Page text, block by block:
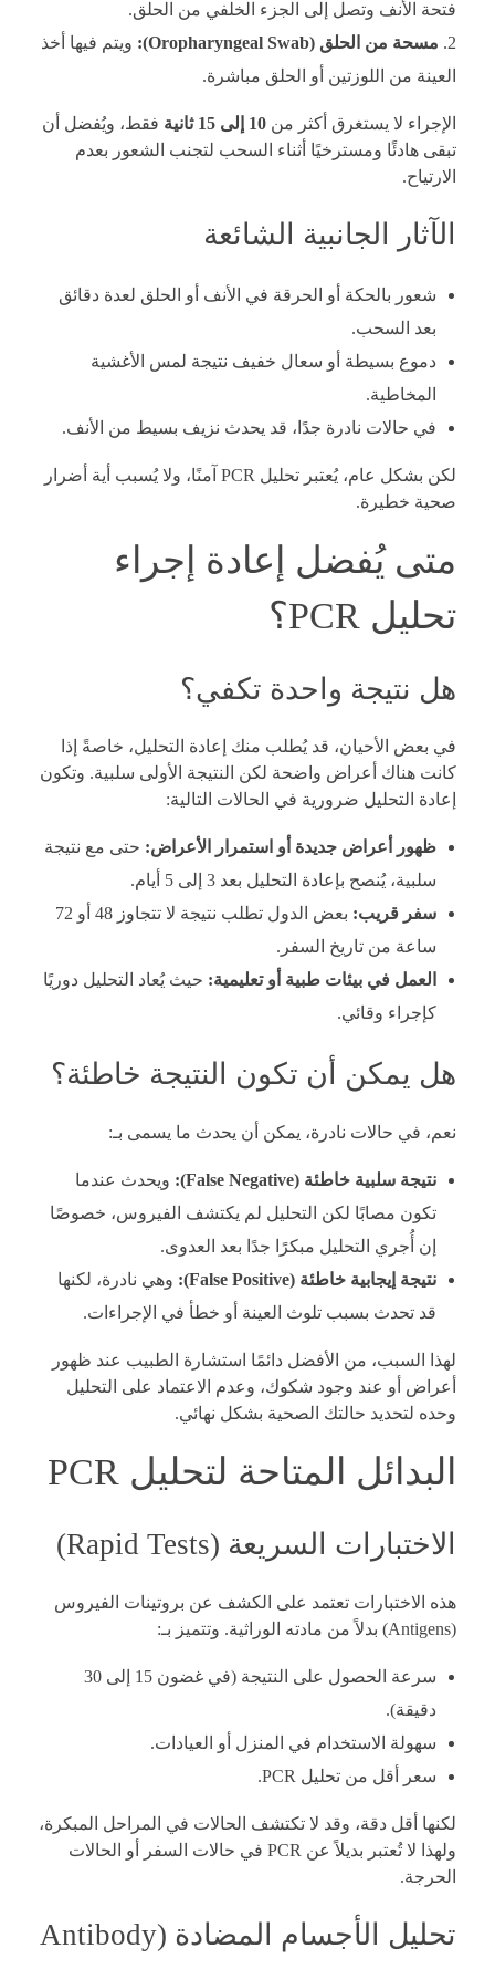
فتحة الأنف وتصل إلى الجزء الخلفي من الحلق.
مسحة من الحلق (Oropharyngeal Swab):
ويتم فيها أخذ
العينة من اللوزتين أو الحلق مباشرة.
الإجراء لا يستغرق أكثر من 10 إلى 15 ثانية
فقط، ويُفضل أن
تبقى هادئًا ومسترخيًا أثناء السحب لتجنب الشعور بعدم
الارتياح.
الآثار الجانبية الشائعة
شعور بالحكة أو الحرقة في الأنف أو الحلق لعدة دقائق
بعد السحب.
دموع بسيطة أو سعال خفيف نتيجة لمس الأغشية
المخاطية.
في حالات نادرة جدًا، قد يحدث نزيف بسيط من الأنف.
لكن بشكل عام، يُعتبر تحليل PCR آمنًا، ولا يُسبب أية أضرار
صحية خطيرة.
متى يُفضل إعادة إجراء
تحليل PCR؟
هل نتيجة واحدة تكفي؟
في بعض الأحيان، قد يُطلب منك إعادة التحليل، خاصةً إذا
كانت هناك أعراض واضحة لكن النتيجة الأولى سلبية. وتكون
إعادة التحليل ضرورية في الحالات التالية:
ظهور أعراض جديدة أو استمرار الأعراض: حتى مع نتيجة
سلبية، يُنصح بإعادة التحليل بعد 3 إلى 5 أيام.
سفر قريب:
بعض الدول تطلب نتيجة لا تتجاوز 48 أو 72
ساعة من تاريخ السفر.
العمل في بيئات طبية أو تعليمية: حيث يُعاد التحليل دوريًا
كإجراء وقائي.
هل يمكن أن تكون النتيجة خاطئة؟
نعم، في حالات نادرة، يمكن أن يحدث ما يسمى بـ:
نتيجة سلبية خاطئة (False Negative):
ويحدث عندما
تكون مصابًا لكن التحليل لم يكتشف الفيروس، خصوصًا
إن أُجري التحليل مبكرًا جدًا بعد العدوى.
نتيجة إيجابية خاطئة (False Positive):
وهي نادرة، لكنها
قد تحدث بسبب تلوث العينة أو خطأ في الإجراءات.
لهذا السبب، من الأفضل دائمًا استشارة الطبيب عند ظهور
أعراض أو عند وجود شكوك، وعدم الاعتماد على التحليل
وحده لتحديد حالتك الصحية بشكل نهائي.
البدائل المتاحة لتحليل PCR
الاختبارات السريعة (Rapid Tests)
هذه الاختبارات تعتمد على الكشف عن بروتينات الفيروس
(Antigens) بدلاً من مادته الوراثية. وتتميز بـ:
سرعة الحصول على النتيجة (في غضون 15 إلى 30
دقيقة).
سهولة الاستخدام في المنزل أو العيادات.
سعر أقل من تحليل PCR.
لكنها أقل دقة، وقد لا تكتشف الحالات في المراحل المبكرة،
ولهذا لا تُعتبر بديلاً عن PCR في حالات السفر أو الحالات
الحرجة.
تحليل الأجسام المضادة (Antibody